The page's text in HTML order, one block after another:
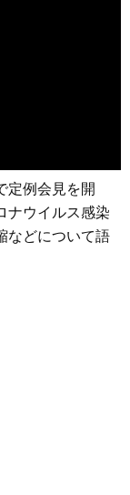
定例会見を開
ナウイルス感染
などについて語